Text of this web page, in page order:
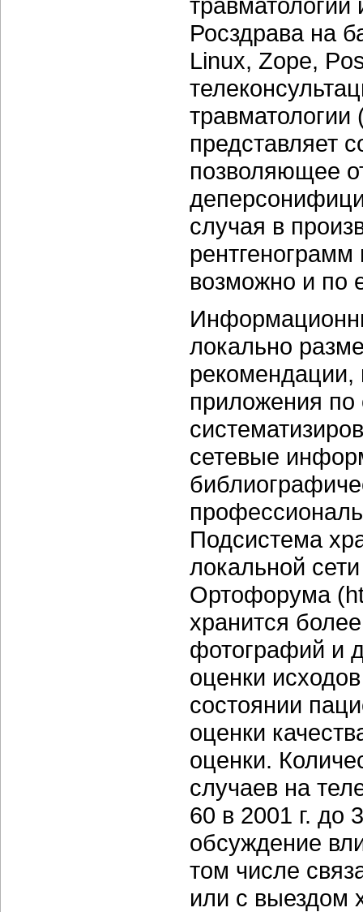
Росздрава на
Linux, Zope,
представляет
позволяющее
случая в
возможно и по
локально
рекомендации,
приложения по
сетевые
Подсистема
локальной
Ортофорума
хранится
фотографий и
оценки
состоянии
оценки
оценки.
случаев на
60 в 2001 г. до
обсуждение
том числе
или с выездом